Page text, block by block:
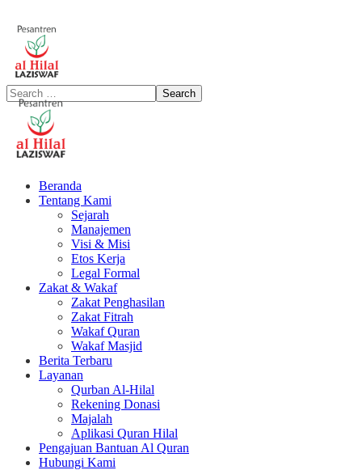
Beranda
Tentang Kami
Sejarah
Manajemen
Visi & Misi
Etos Kerja
Legal Formal
Zakat & Wakaf
Zakat Penghasilan
Zakat Fitrah
Wakaf Quran
Wakaf Masjid
Berita Terbaru
Layanan
Qurban Al-Hilal
Rekening Donasi
Majalah
Aplikasi Quran Hilal
Pengajuan Bantuan Al Quran
Hubungi Kami